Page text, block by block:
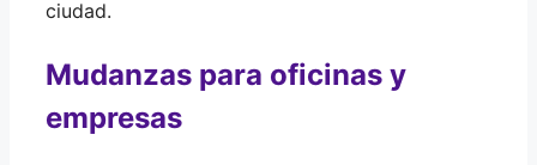
ciudad.
Mudanzas para oficinas y
empresas